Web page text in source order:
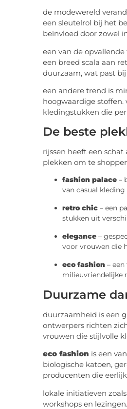
de modewereld
een sleutelrol bij het
beïnvloed door zowel
een van de opvallende
een breed scala aan
duurzaam, wat past
een andere trend is
hoogwaardige stoffen.
kledingstukken die
De beste
rijssen heeft een
plekken om te
fashion palace –
van casual
retro chic – een
stukken uit
elegance –
voor vrouwen die
eco fashion –
milieuvriendelijke
Duurzame
duurzaamheid is een
ontwerpers richten
vrouwen die stijlvolle
eco fashion is een
biologische katoen,
producenten die
lokale initiatieven
workshops en